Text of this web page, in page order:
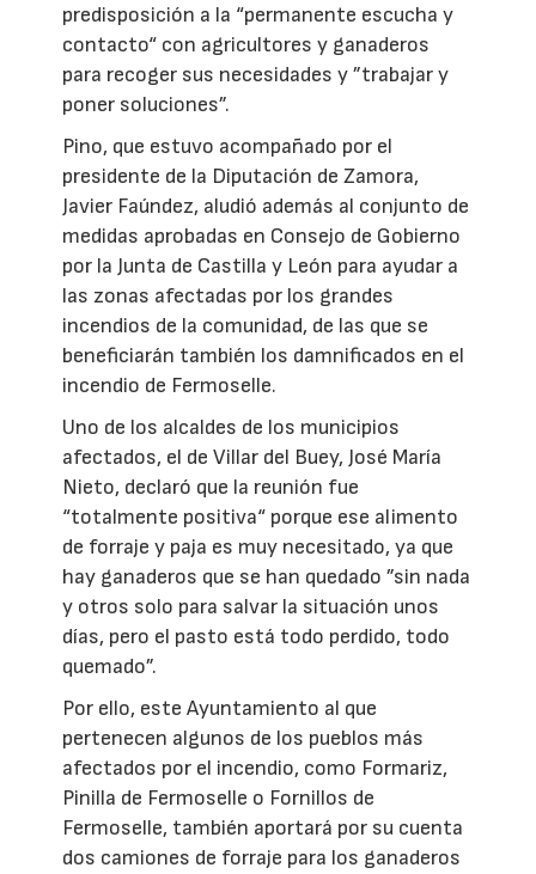
predisposición a la “permanente escucha y
contacto“ con agricultores y ganaderos
para recoger sus necesidades y ”trabajar y
poner soluciones”.
Pino, que estuvo acompañado por el
presidente de la Diputación de Zamora,
Javier Faúndez, aludió además al conjunto de
medidas aprobadas en Consejo de Gobierno
por la Junta de Castilla y León para ayudar a
las zonas afectadas por los grandes
incendios de la comunidad, de las que se
beneficiarán también los damnificados en el
incendio de Fermoselle.
Uno de los alcaldes de los municipios
afectados, el de Villar del Buey, José María
Nieto, declaró que la reunión fue
“totalmente positiva“ porque ese alimento
de forraje y paja es muy necesitado, ya que
hay ganaderos que se han quedado ”sin nada
y otros solo para salvar la situación unos
días, pero el pasto está todo perdido, todo
quemado”.
Por ello, este Ayuntamiento al que
pertenecen algunos de los pueblos más
afectados por el incendio, como Formariz,
Pinilla de Fermoselle o Fornillos de
Fermoselle, también aportará por su cuenta
dos camiones de forraje para los ganaderos